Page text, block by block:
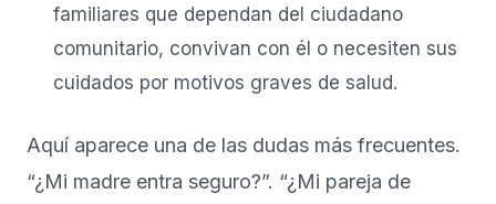
familiares que dependan del ciudadano
comunitario, convivan con él o necesiten sus
cuidados por motivos graves de salud.
Aquí aparece una de las dudas más frecuentes.
“¿Mi madre entra seguro?”. “¿Mi pareja de